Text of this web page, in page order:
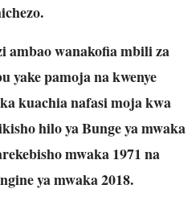
ambao wanakofia mbili za
yake pamoja na kwenye
kuachia nafasi moja kwa
hilo ya Bunge ya mwaka
mwaka 1971 na
ya mwaka 2018.